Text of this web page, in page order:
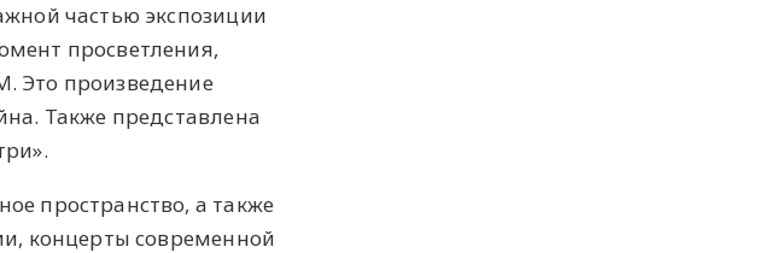
частью экспозиции
просветления,
Это произведение
Также представлена
пространство, а также
концерты современной